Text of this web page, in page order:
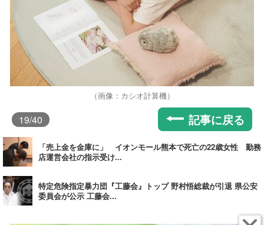
（画像：カシオ計算機）
19/40 記事に戻る
「売上金を金庫に」 イオンモール熊本で死亡の22歳女性 勤務
店運営会社の指示受け...
特定危険指定暴力団『工藤会』トップ 野村悟総裁が引退 県公安
委員会が公示 工藤会...